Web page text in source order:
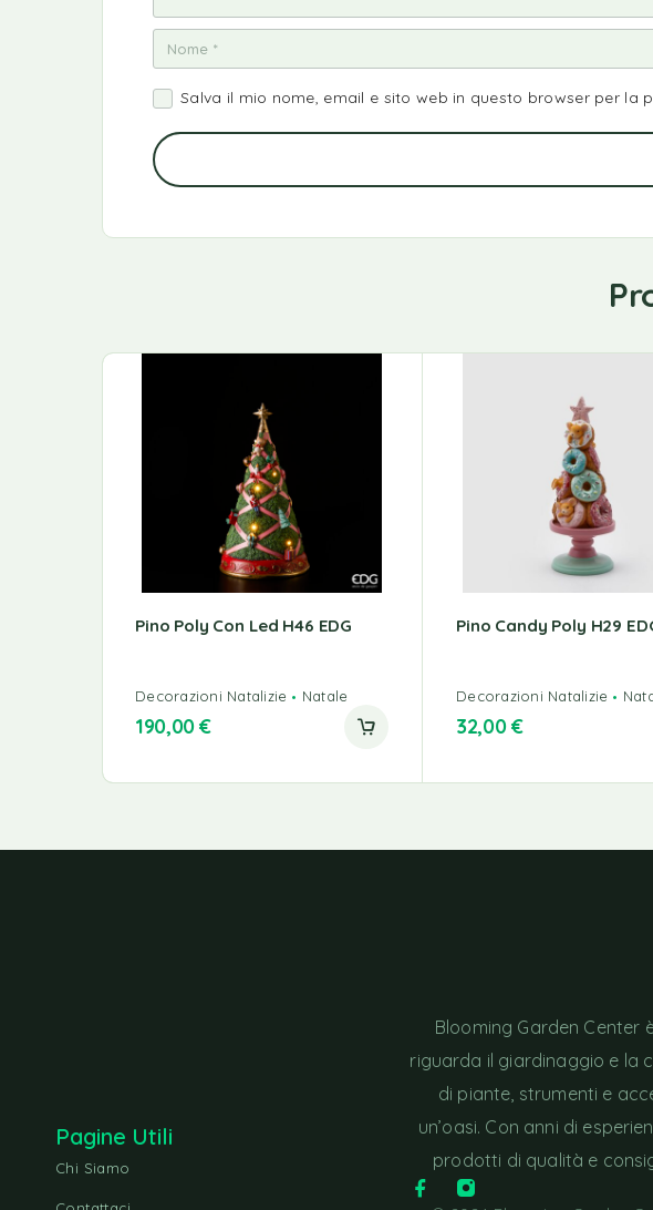
Salva il mio nome, email e sito web in questo browser per la
Pino Poly Con Led H46 EDG
Decorazioni Natalizie Natale
190,00€
Pino Candy Poly H29
Decorazioni Natalizie
32,00€
Pagine Utili
Chi Siamo
Blooming Garden
riguarda il giardinaggio e la
di piante, strumenti e
un’oasi. Con anni di
prodotti di qualità e